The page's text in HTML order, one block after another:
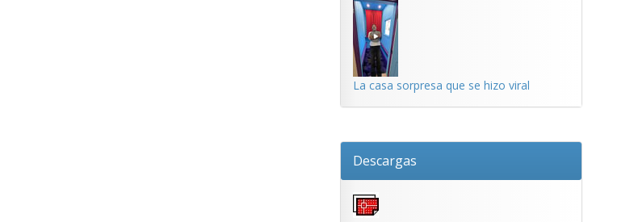
La casa sorpresa que se hizo viral
Descargas